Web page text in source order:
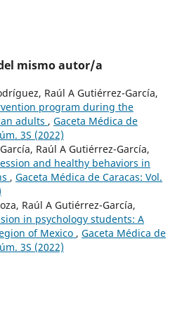
mismo autor/a
Raúl A Gutiérrez-García,
program during the
adults , Gaceta Médica de
3S (2022)
Raúl A Gutiérrez-García,
and healthy behaviors in
, Gaceta Médica de Caracas: Vol.
Raúl A Gutiérrez-García,
in psychology students: A
of Mexico , Gaceta Médica de
3S (2022)